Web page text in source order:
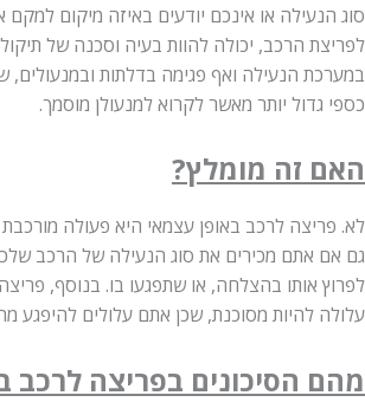
או אינכם יודעים באיזה מיקום למקם את
הרכב, יכולה להוות בעיה וסכנה של תיקול
הנעילה ואף פגימה בדלתות ובמנעולים, שלאחר
יותר מאשר לקרוא למנעולן מוסמך.
זה מומלץ?
לרכב באופן עצמאי היא פעולה מורכבת
אתם מכירים את סוג הנעילה של הרכב שלכם,
אותו בהצלחה, או שתפגעו בו. בנוסף, פריצה
להיות מסוכנת, שכן אתם עלולים להיפגע
הסיכונים בפריצה לרכב